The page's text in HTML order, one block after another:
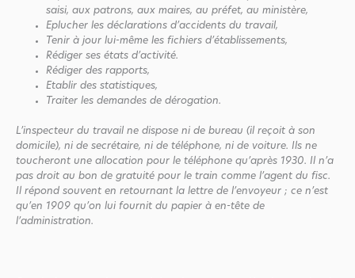
saisi, aux patrons, aux maires, au préfet, au ministère,
Eplucher les déclarations d’accidents du travail,
Tenir à jour lui-même les fichiers d’établissements,
Rédiger ses états d’activité.
Rédiger des rapports,
Etablir des statistiques,
Traiter les demandes de dérogation.
L’inspecteur du travail ne dispose ni de bureau (il reçoit à son
domicile), ni de secrétaire, ni de téléphone, ni de voiture. Ils ne
toucheront une allocation pour le téléphone qu’après 1930. Il n’a
pas droit au bon de gratuité pour le train comme l’agent du fisc.
Il répond souvent en retournant la lettre de l’envoyeur ; ce n’est
qu’en 1909 qu’on lui fournit du papier à en-tête de
l’administration.